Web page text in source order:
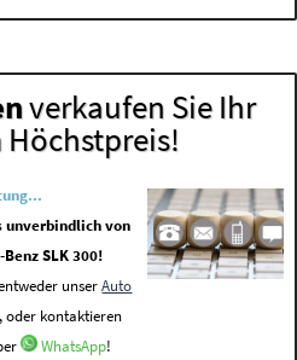
verkaufen Sie Ihr
unverbindlich von
SLK 300!
unserAuto
, oder kontaktieren
WhatsApp!